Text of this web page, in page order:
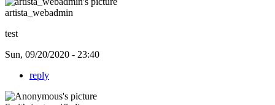
artista_webadmin
test
Sun, 09/20/2020 - 23:40
reply